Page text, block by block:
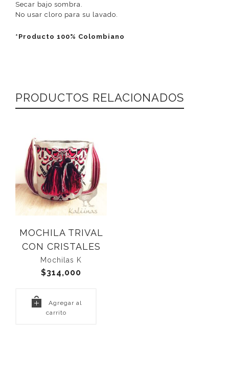
Secar bajo sombra.
No usar cloro para su lavado.
*Producto 100% Colombiano
PRODUCTOS RELACIONADOS
MOCHILA TRIVAL
CON CRISTALES
Mochilas K
$314,000
Agregar al
carrito